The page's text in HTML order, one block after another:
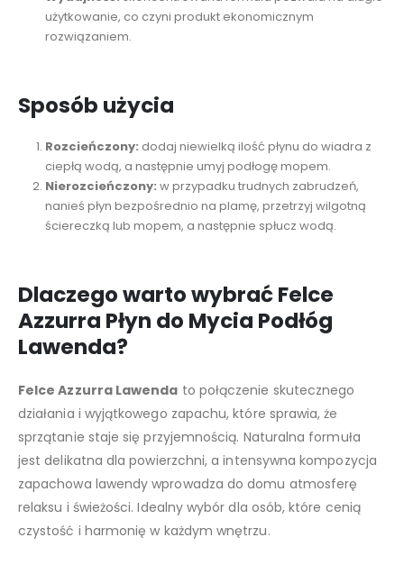
użytkowanie, co czyni produkt ekonomicznym
rozwiązaniem.
Sposób użycia
Rozcieńczony: dodaj niewielką ilość płynu do wiadra z
ciepłą wodą, a następnie umyj podłogę mopem.
Nierozcieńczony: w przypadku trudnych zabrudzeń,
nanieś płyn bezpośrednio na plamę, przetrzyj wilgotną
ściereczką lub mopem, a następnie spłucz wodą.
Dlaczego warto wybrać Felce
Azzurra Płyn do Mycia Podłóg
Lawenda?
Felce Azzurra Lawenda to połączenie skutecznego
działania i wyjątkowego zapachu, które sprawia, że
sprzątanie staje się przyjemnością. Naturalna formuła
jest delikatna dla powierzchni, a intensywna kompozycja
zapachowa lawendy wprowadza do domu atmosferę
relaksu i świeżości. Idealny wybór dla osób, które cenią
czystość i harmonię w każdym wnętrzu.